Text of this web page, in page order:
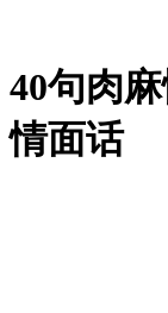
40句肉
情面话